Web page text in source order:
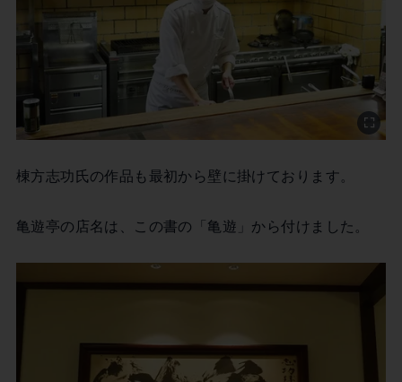
棟方志功氏の作品も最初から壁に掛けております。
亀遊亭の店名は、この書の「亀遊」から付けました。